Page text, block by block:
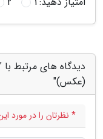
دیدگاه های مرتبط
(عکس)"
* نظرتان را در مورد